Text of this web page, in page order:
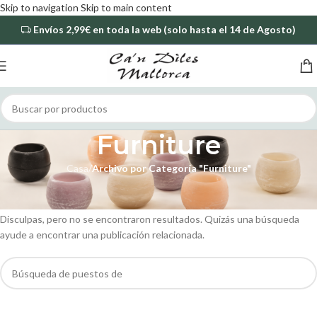
Skip to navigation Skip to main content
Envíos 2,99€ en toda la web (solo hasta el 14 de Agosto)
Furniture
Casa/Archivo por Categoría "Furniture"
No He Encontrado Nada
Disculpas, pero no se encontraron resultados. Quizás una búsqueda
ayude a encontrar una publicación relacionada.